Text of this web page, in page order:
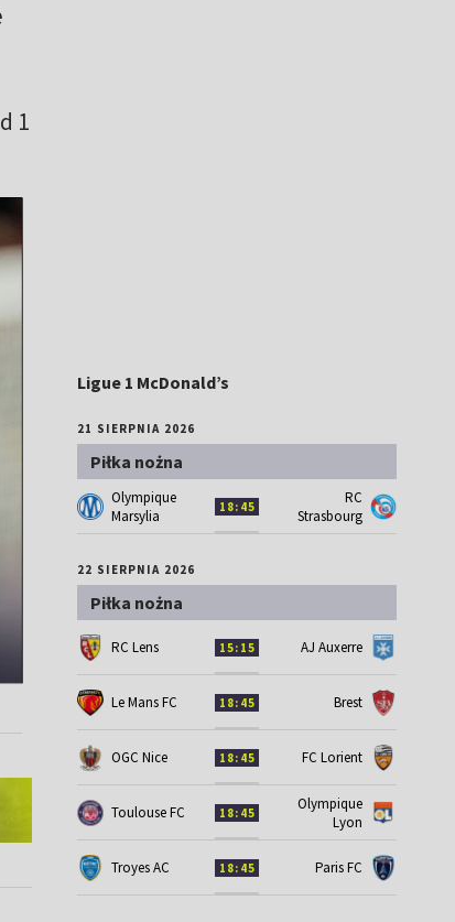
1
Ligue 1 McDonald’s
21 SIERPNIA 2026
Piłka nożna
Olympique
Marsylia
18:45
RC
Strasbourg
22 SIERPNIA 2026
Piłka nożna
RC Lens 15:15 AJ Auxerre
Le Mans FC 18:45 Brest
OGC Nice 18:45 FC Lorient
Toulouse FC 18:45
Olympique
Lyon
Troyes AC 18:45 Paris FC